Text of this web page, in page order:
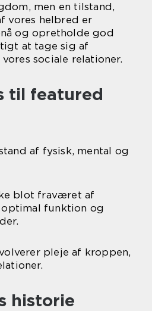
men en tilstand,
vores helbred er
og opretholde god
at tage sig af
sociale relationer.
til featured
af fysisk, mental og
blot fraværet af
optimal funktion og
pleje af kroppen,
historie